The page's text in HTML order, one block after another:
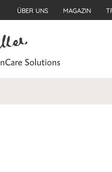
ÜBER UNS MAGAZIN